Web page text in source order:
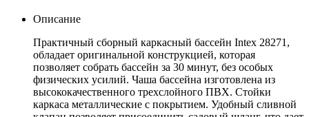
Описание
Практичный сборный каркасный бассейн Intex 28271,
обладает оригинальной конструкцией, которая
позволяет собрать бассейн за 30 минут, без особых
физических усилий. Чаша бассейна изготовлена из
высококачественного трехслойного ПВХ. Стойки
каркаса металлические с покрытием. Удобный сливной